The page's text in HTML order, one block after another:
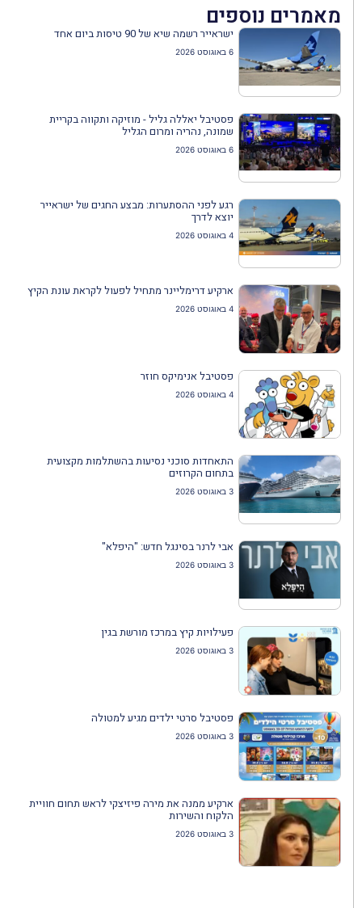
מאמרים נוספים
ישראייר רשמה שיא של 90 טיסות ביום אחד
6 באוגוסט 2026
פסטיבל יאללה גליל - מוזיקה ותקווה בקריית
שמונה, נהריה ומרום הגליל
6 באוגוסט 2026
רגע לפני ההסתערות: מבצע החגים של ישראייר
יוצא לדרך
4 באוגוסט 2026
ארקיע דרימליינר מתחיל לפעול לקראת עונת הקיץ
4 באוגוסט 2026
פסטיבל אנימיקס חוזר
4 באוגוסט 2026
התאחדות סוכני נסיעות בהשתלמות מקצועית
בתחום הקרוזים
3 באוגוסט 2026
אבי לרנר בסינגל חדש: "היפלא"
3 באוגוסט 2026
פעילויות קיץ במרכז מורשת בגין
3 באוגוסט 2026
פסטיבל סרטי ילדים מגיע למטולה
3 באוגוסט 2026
ארקיע ממנה את מירה פיזיצקי לראש תחום חוויית
הלקוח והשירות
3 באוגוסט 2026